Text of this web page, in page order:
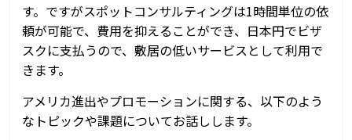
す。ですがスポットコンサルティングは1時間単位の依
頼が可能で、費用を抑えることができ、日本円でビザ
スクに支払うので、敷居の低いサービスとして利用で
きます。
アメリカ進出やプロモーションに関する、以下のよう
なトピックや課題についてお話しします。